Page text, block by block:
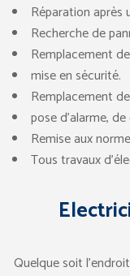
Réparation
Recherche de
Remplacement
mise en sécurité.
Remplacement
pose d’alarme,
Remise aux
Tous travaux
Quelque soit